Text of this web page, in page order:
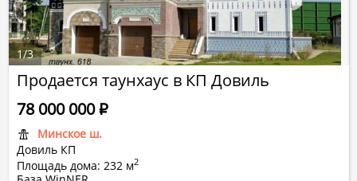
Продается таунхаус в КП Довиль
Минское ш.
Довиль КП
Площадь дома: 232 м2
78 000 000Р
1/3